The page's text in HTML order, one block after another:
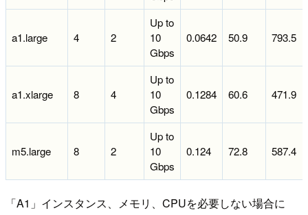
a1.large 4 2
Up to
10
Gbps
0.0642 50.9 793.5
a1.xlarge 8 4
Up to
10
Gbps
0.1284 60.6 471.9
m5.large 8 2
Up to
10
Gbps
0.124 72.8 587.4
「A1」インスタンス、メモリ、CPUを必要しない場合に